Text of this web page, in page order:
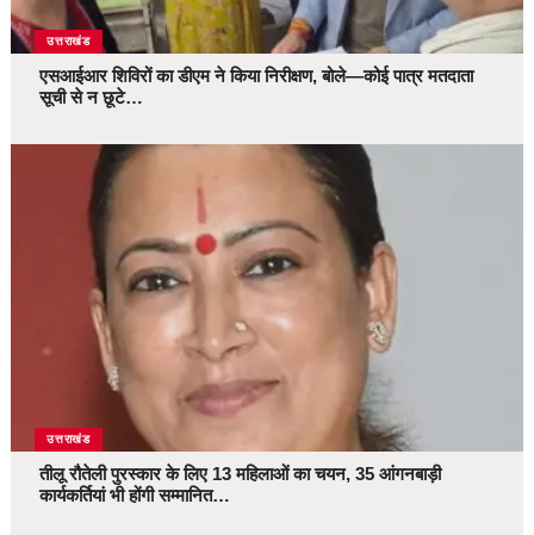
उत्तराखंड
एसआईआर शिविरों का डीएम ने किया निरीक्षण, बोले—कोई पात्र मतदाता
सूची से न छूटे…
उत्तराखंड
तीलू रौतेली पुरस्कार के लिए 13 महिलाओं का चयन, 35 आंगनबाड़ी
कार्यकर्तियां भी होंगी सम्मानित…